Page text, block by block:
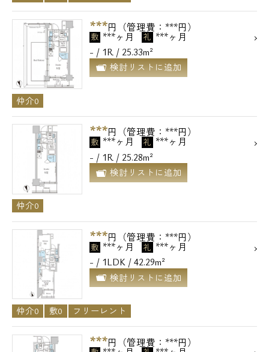
***円（管理費：***円）
敷 ***ヶ月 礼 ***ヶ月
- / 1R / 25.33m²
検討リストに追加
仲介0
***円（管理費：***円）
敷 ***ヶ月 礼 ***ヶ月
- / 1R / 25.28m²
検討リストに追加
仲介0
***円（管理費：***円）
敷 ***ヶ月 礼 ***ヶ月
- / 1LDK / 42.29m²
検討リストに追加
仲介0 敷0 フリーレント
***円（管理費：***円）